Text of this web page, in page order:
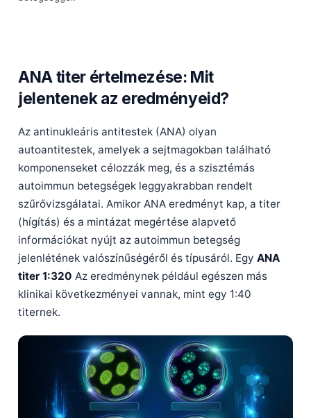
ANA titer értelmezése: Mit
jelentenek az eredményeid?
Az antinukleáris antitestek (ANA) olyan
autoantitestek, amelyek a sejtmagokban található
komponenseket célozzák meg, és a szisztémás
autoimmun betegségek leggyakrabban rendelt
szűrővizsgálatai. Amikor ANA eredményt kap, a titer
(hígítás) és a mintázat megértése alapvető
információkat nyújt az autoimmun betegség
jelenlétének valószínűségéről és típusáról. Egy ANA
titer 1:320 Az eredménynek például egészen más
klinikai következményei vannak, mint egy 1:40
titernek.